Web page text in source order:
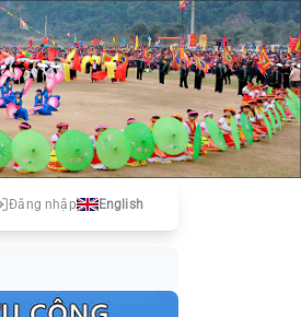
Đăng nhập English